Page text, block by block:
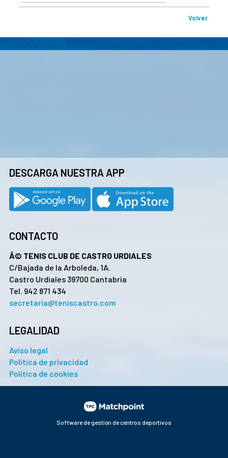
Volver
DESCARGA NUESTRA APP
CONTACTO
Â© TENIS CLUB DE CASTRO URDIALES
C/Bajada de la Arboleda, 1A.
Castro Urdiales 39700 Cantabria
Tel. 942 871 434
secretaria@teniscastro.com
LEGALIDAD
Aviso legal
Política de privacidad
Política de cookies
Software de gestión de centros deportivos